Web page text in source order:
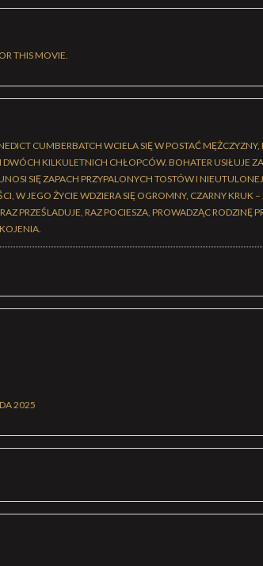
THIS MOVIE.
CUMBERBATCH WCIELA SIĘ W POSTAĆ MĘŻCZYZNY,
DWÓCH KILKULETNICH CHŁOPCÓW. BOHATER USIŁUJE
SIĘ ZAPACH PRZYPALONYCH TOSTÓW I
W JEGO ŻYCIE WDZIERA SIĘ OGROMNY, CZARNY KRUK
PRZEŚLADUJE, RAZ POCIESZA, PROWADZĄC RODZINĘ
2025